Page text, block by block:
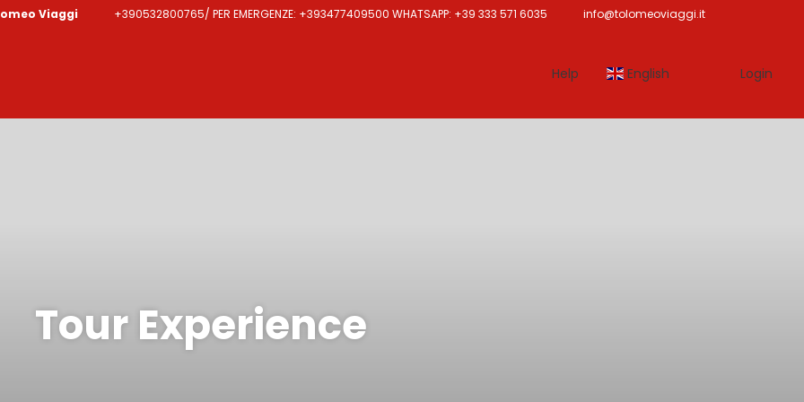
Viaggi +390532800765/ PER EMERGENZE: +393477409500 WHATSAPP: +39 333 571 6035 info@tolomeoviaggi.it
Help English Login
Tour Experience